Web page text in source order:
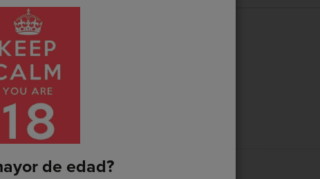
Soy nuevo por aquí
PUEDE
de edad?